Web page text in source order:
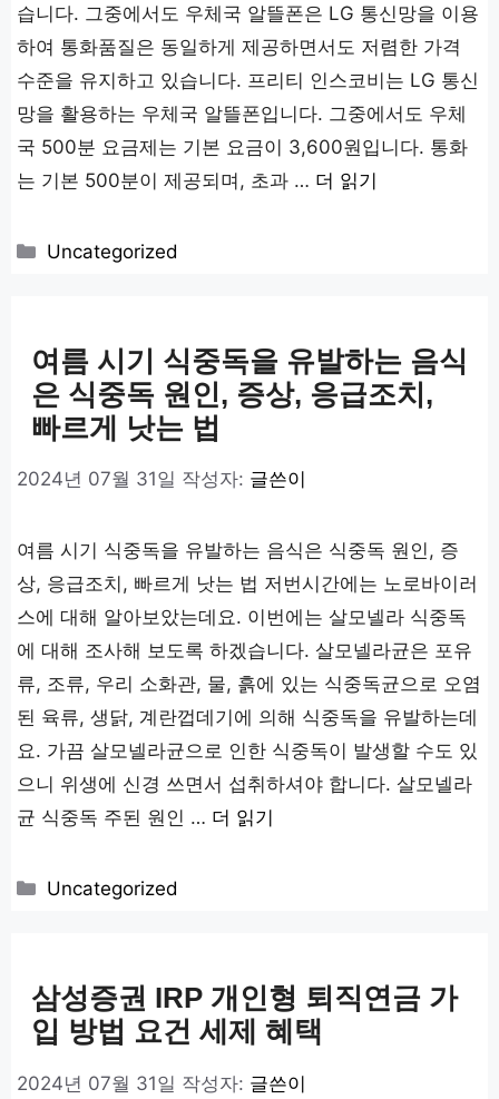
습니다. 그중에서도 우체국 알뜰폰은 LG 통신망을 이용
하여 통화품질은 동일하게 제공하면서도 저렴한 가격
수준을 유지하고 있습니다. 프리티 인스코비는 LG 통신
망을 활용하는 우체국 알뜰폰입니다. 그중에서도 우체
국 500분 요금제는 기본 요금이 3,600원입니다. 통화
는 기본 500분이 제공되며, 초과 … 더 읽기
카
Uncategorized
여름 시기 식중독을 유발하는 음식
은 식중독 원인, 증상, 응급조치,
빠르게 낫는 법
2024년 07월 31일 작성자: 글쓴이
여름 시기 식중독을 유발하는 음식은 식중독 원인, 증
상, 응급조치, 빠르게 낫는 법 저번시간에는 노로바이러
스에 대해 알아보았는데요. 이번에는 살모넬라 식중독
에 대해 조사해 보도록 하겠습니다. 살모넬라균은 포유
류, 조류, 우리 소화관, 물, 흙에 있는 식중독균으로 오염
된 육류, 생닭, 계란껍데기에 의해 식중독을 유발하는데
요. 가끔 살모넬라균으로 인한 식중독이 발생할 수도 있
으니 위생에 신경 쓰면서 섭취하셔야 합니다. 살모넬라
균 식중독 주된 원인 … 더 읽기
카
Uncategorized
삼성증권 IRP 개인형 퇴직연금 가
입 방법 요건 세제 혜택
2024년 07월 31일 작성자: 글쓴이